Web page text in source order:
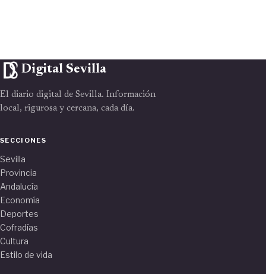
Digital Sevilla
El diario digital de Sevilla. Información
local, rigurosa y cercana, cada día.
SECCIONES
Sevilla
Provincia
Andalucía
Economía
Deportes
Cofradías
Cultura
Estilo de vida